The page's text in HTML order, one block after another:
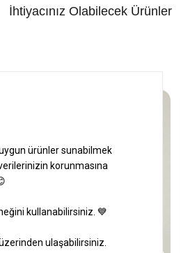
İhtiyacınız Olabilecek Ürünler